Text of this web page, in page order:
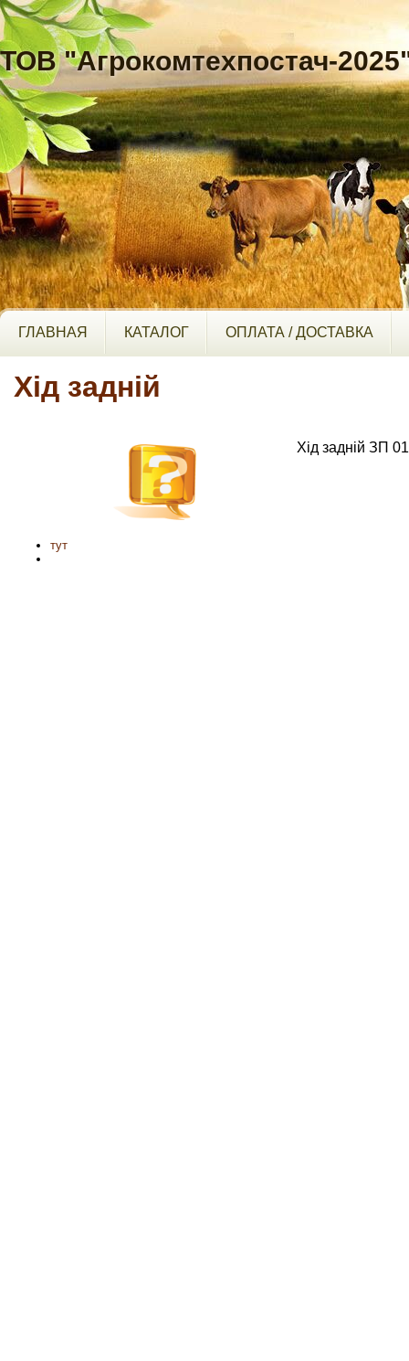
ТОВ "Агрокомтехпостач-
ГЛАВНАЯ КАТАЛОГ ОПЛАТА / ДОСТАВКА
Хід задній
Хід задній ЗП
тут